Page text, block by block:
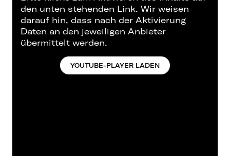
den unten stehenden Link. Wir weisen
darauf hin, dass nach der Aktivierung
Daten an den jeweiligen Anbieter
übermittelt werden.
YOUTUBE-PLAYER LADEN